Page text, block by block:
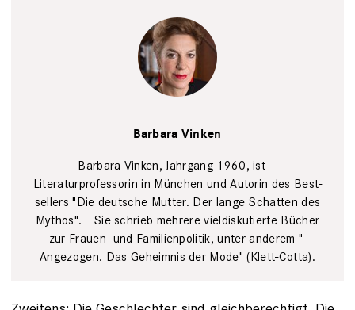
Barbara Vinken
Barbara Vinken, Jahrgang 1960, ist
Literaturprofessorin in München und ­Autorin des ­Best­
sellers "Die deutsche Mutter. Der lange Schatten des
Mythos". Sie schrieb mehrere vieldiskutierte ­Bücher
zur Frauen- und Familienpolitik, unter anderem "­
Angezogen. Das Geheimnis der ­Mode" (Klett-Cotta).